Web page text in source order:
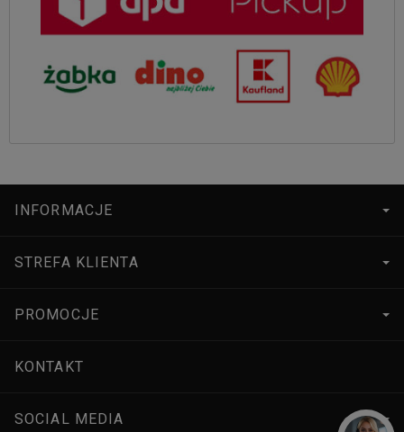
INFORMACJE
STREFA KLIENTA
PROMOCJE
KONTAKT
SOCIAL MEDIA